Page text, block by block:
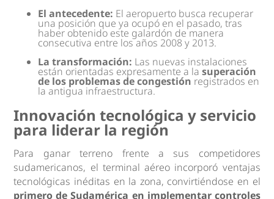
El antecedente: El aeropuerto busca recuperar
una posición que ya ocupó en el pasado, tras
haber obtenido este galardón de manera
consecutiva entre los años 2008 y 2013.
La transformación: Las nuevas instalaciones
están orientadas expresamente a lasuperación
de los problemas de congestión registrados en
la antigua infraestructura.
Innovación tecnológica y servicio
para liderar la región
Para ganar terreno frente a sus competidores
sudamericanos, el terminal aéreo incorporó ventajas
tecnológicas inéditas en la zona, convirtiéndose en el
primero de Sudamérica en implementar controles